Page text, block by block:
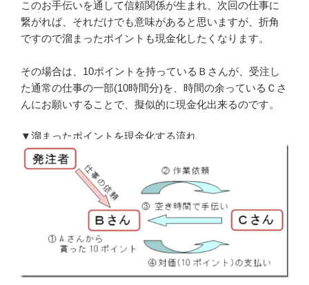
このお手伝いを通して信頼関係が生まれ、次回の仕事に
繋がれば、それだけでも意味があると思いますが、折角
ですので溜まったポイントも現金化したくなります。
その場合は、10ポイントを持っているＢさんが、受注し
た通常の仕事の一部(10時間分)を、時間の余っているＣさ
んにお願いすることで、擬似的に現金化出来るのです。
▼溜まったポイントを現金化する流れ